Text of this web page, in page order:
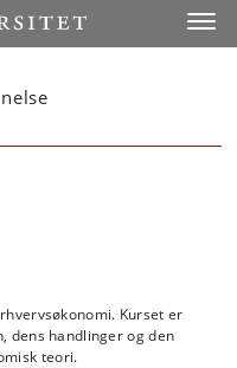
Kurset er
dens handlinger og den
teori.